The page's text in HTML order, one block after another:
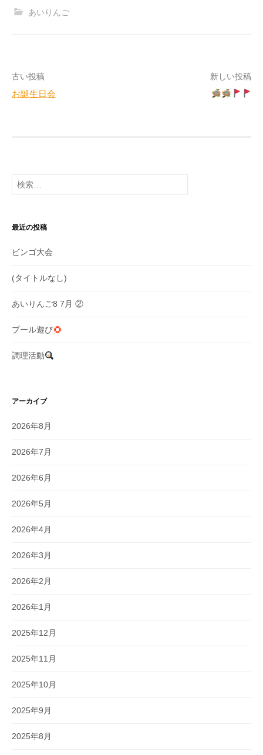
あいりんご
投
稿
ー
ョ
ン
古い投稿
お誕生日会
新しい投稿
検
索:
最近の投稿
ビンゴ大会
(タイトルなし)
あいりんご8 7月 ②
プール遊び
調理活動
アーカイブ
2026年8月
2026年7月
2026年6月
2026年5月
2026年4月
2026年3月
2026年2月
2026年1月
2025年12月
2025年11月
2025年10月
2025年9月
2025年8月